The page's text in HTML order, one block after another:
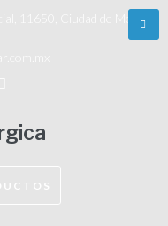
11650, Ciudad de México,